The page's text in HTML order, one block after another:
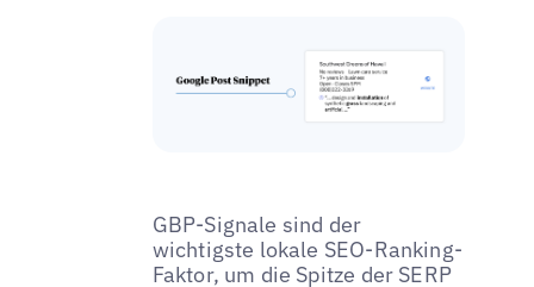
GBP-Signale sind der
wichtigste lokale SEO-Ranking-
Faktor, um die Spitze der SERP